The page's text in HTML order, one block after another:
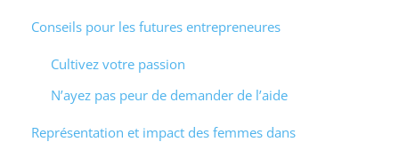
Conseils pour les futures entrepreneures
Cultivez votre passion
N’ayez pas peur de demander de l’aide
Représentation et impact des femmes dans